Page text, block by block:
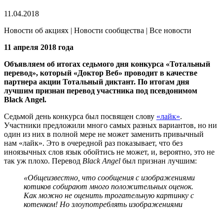
11.04.2018
Новости об акциях | Новости сообщества | Все новости
11 апреля 2018 года
Объявляем об итогах седьмого дня конкурса «Тотальный
перевод», который «Доктор Веб» проводит в качестве
партнера акции Тотальный диктант. По итогам дня
лучшим признан перевод участника под псевдонимом
Black Angel.
Седьмой день конкурса был посвящен слову «лайк».
Участники предложили много самых разных вариантов, но ни
один из них в полной мере не может заменить привычный
нам «лайк». Это в очередной раз показывает, что без
иноязычных слов язык обойтись не может, и, вероятно, это не
так уж плохо. Перевод Black Angel был признан лучшим:
«Общеизвестно, что сообщения с изображениями
котиков собирают много положительных оценок.
Как можно не оценить трогательную картинку с
котенком! Но злоупотреблять изображениями